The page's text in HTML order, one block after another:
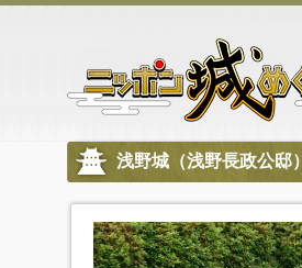
浅野城（浅野長政公邸）